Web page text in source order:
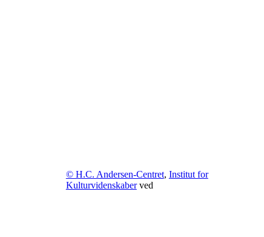
© H.C. Andersen-Centret, Institut for
Kulturvidenskaberved